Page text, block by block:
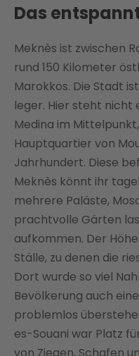
Das
Meknès ist zwischen
rund 150 Kilometer
Marokkos. Die Stadt
leger. Hier steht nicht
Medina im
Hauptquartier von
Jahrhundert. Diese
Meknès könnt ihr
mehrere Paläste,
prachtvolle Gärten
aufkommen. Der
Ställe, zu denen die
Dort wurde so viel
Bevölkerung auch
problemlos
es-Souani war Platz
von Ziegen, Schafen